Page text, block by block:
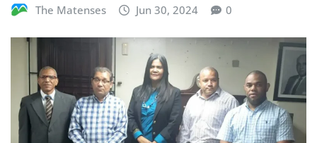
The Matenses Jun 30, 2024 0